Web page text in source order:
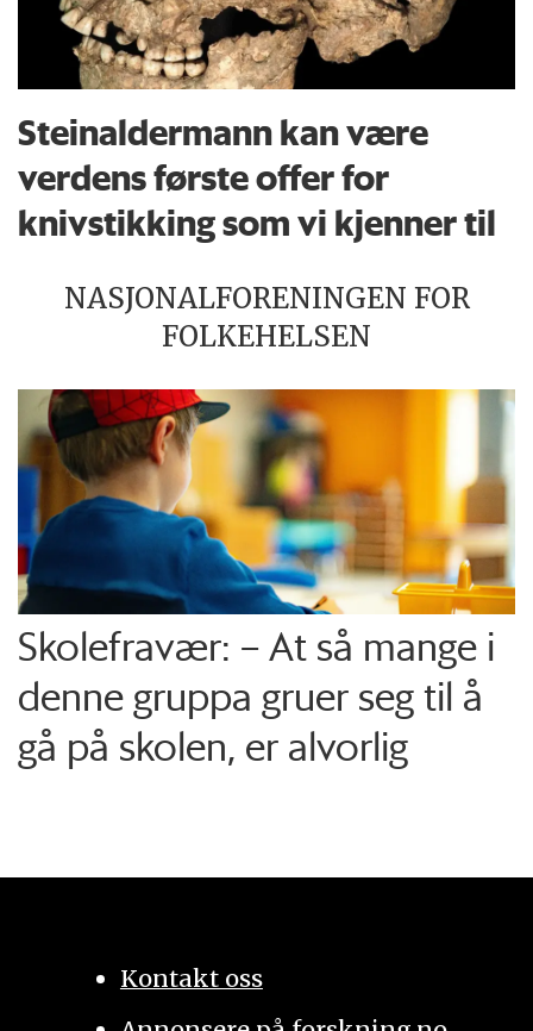
Steinaldermann kan være
verdens første offer for
knivstikking som vi kjenner til
NASJONALFORENINGEN FOR
FOLKEHELSEN
Skolefravær: – At så mange i
denne gruppa gruer seg til å
gå på skolen, er alvorlig
Kontakt oss